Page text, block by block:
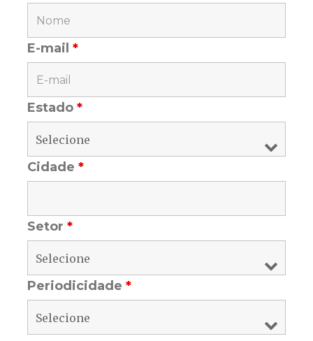
E-mail*
Estado*
Cidade*
Setor*
Periodicidade*